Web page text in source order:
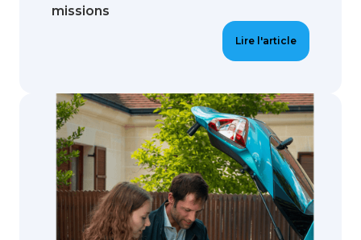
missions
Lire l'article